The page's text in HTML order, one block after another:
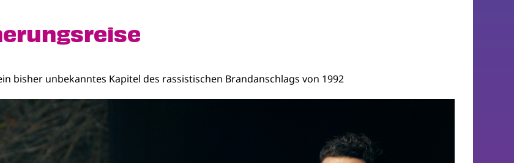
bisher unbekanntes Kapitel des rassistischen Brandanschlags von 1992